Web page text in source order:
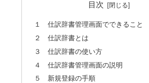
目次
１ 仕訳辞書管理画面でできること
２ 仕訳辞書とは
３ 仕訳辞書の使い方
４ 仕訳辞書管理画面の説明
５ 新規登録の手順